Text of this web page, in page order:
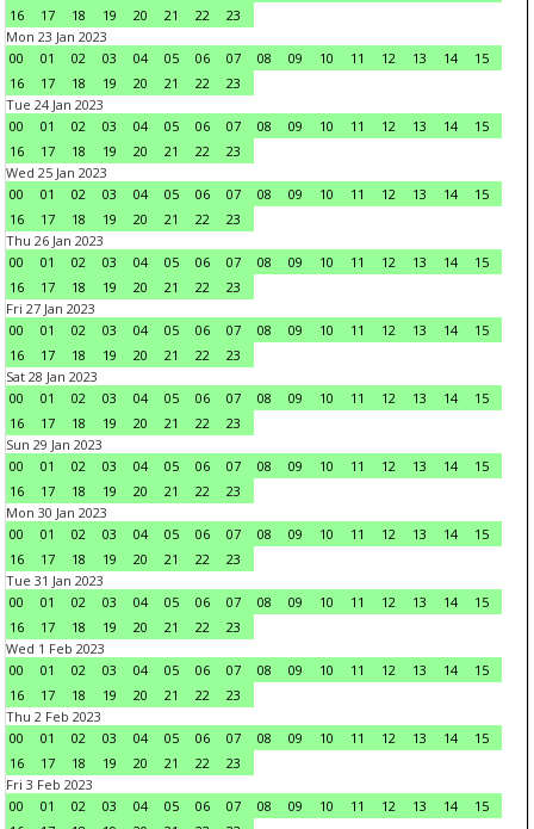
16
17 18 19 20 21 22
23
Mon 23 Jan 2023
00
01 02 03 04 05 06 07 08 09 10 11 12 13 14
15
16
17 18 19 20 21 22
23
Tue 24 Jan 2023
00
01 02 03 04 05 06 07 08 09 10 11 12 13 14
15
16
17 18 19 20 21 22
23
Wed 25 Jan 2023
00
01 02 03 04 05 06 07 08 09 10 11 12 13 14
15
16
17 18 19 20 21 22
23
Thu 26 Jan 2023
00
01 02 03 04 05 06 07 08 09 10 11 12 13 14
15
16
17 18 19 20 21 22
23
Fri 27 Jan 2023
00
01 02 03 04 05 06 07 08 09 10 11 12 13 14
15
16
17 18 19 20 21 22
23
Sat 28 Jan 2023
00
01 02 03 04 05 06 07 08 09 10 11 12 13 14
15
16
17 18 19 20 21 22
23
Sun 29 Jan 2023
00
01 02 03 04 05 06 07 08 09 10 11 12 13 14
15
16
17 18 19 20 21 22
23
Mon 30 Jan 2023
00
01 02 03 04 05 06 07 08 09 10 11 12 13 14
15
16
17 18 19 20 21 22
23
Tue 31 Jan 2023
00
01 02 03 04 05 06 07 08 09 10 11 12 13 14
15
16
17 18 19 20 21 22
23
Wed 1 Feb 2023
00
01 02 03 04 05 06 07 08 09 10 11 12 13 14
15
16
17 18 19 20 21 22
23
Thu 2 Feb 2023
00
01 02 03 04 05 06 07 08 09 10 11 12 13 14
15
16
17 18 19 20 21 22
23
Fri 3 Feb 2023
00
01 02 03 04 05 06 07 08 09 10 11 12 13 14
15